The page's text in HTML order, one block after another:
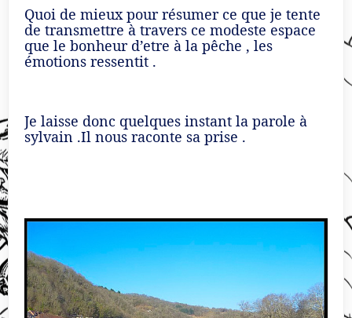
Quoi de mieux pour résumer ce que je tente
de transmettre à travers ce modeste espace
que le bonheur d’etre à la pêche , les
émotions ressentit .
Je laisse donc quelques instant la parole à
sylvain .Il nous raconte sa prise .